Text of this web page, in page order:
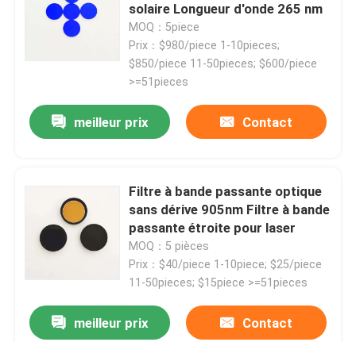
A propos de nous
Contrôle de la qualité
Demande de soumission
Filtre à bande passante optique
Filtre à bande passante à fluorescence
solaire Longueur d'onde 265 nm
MOQ：5piece
Prix：$980/piece 1-10pieces;
$850/piece 11-50pieces; $600/piece
>=51pieces
meilleur prix Contact
Filtre à bande passante optique
sans dérive 905nm Filtre à bande
passante étroite pour laser
MOQ：5 pièces
Prix：$40/piece 1-10piece; $25/piece
11-50pieces; $15piece >=51pieces
meilleur prix Contact